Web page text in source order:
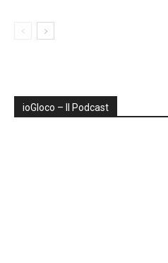
ioGIoco – Il Podcast